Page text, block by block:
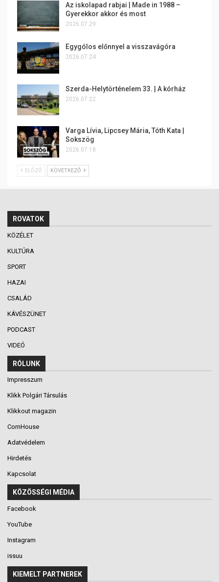
Az iskolapad rabjai | Made in 1988 –
Gyerekkor akkor és most
2026.07.29.
Egygólos előnnyel a visszavágóra
2026.07.24.
Szerda-Helytörténelem 33. | A kórház
2026.07.22.
Varga Lívia, Lipcsey Mária, Tóth Kata |
Sokszög
2026.07.18.
ELŐZŐ KÖVETKEZŐ
ROVATOK
KÖZÉLET
KULTÚRA
SPORT
HAZAI
CSALÁD
KÁVÉSZÜNET
PODCAST
VIDEÓ
RÓLUNK
Impresszum
Klikk Polgári Társulás
Klikkout magazin
CornHouse
Adatvédelem
Hirdetés
Kapcsolat
KÖZÖSSÉGI MÉDIA
Facebook
YouTube
Instagram
issuu
KIEMELT PARTNEREK